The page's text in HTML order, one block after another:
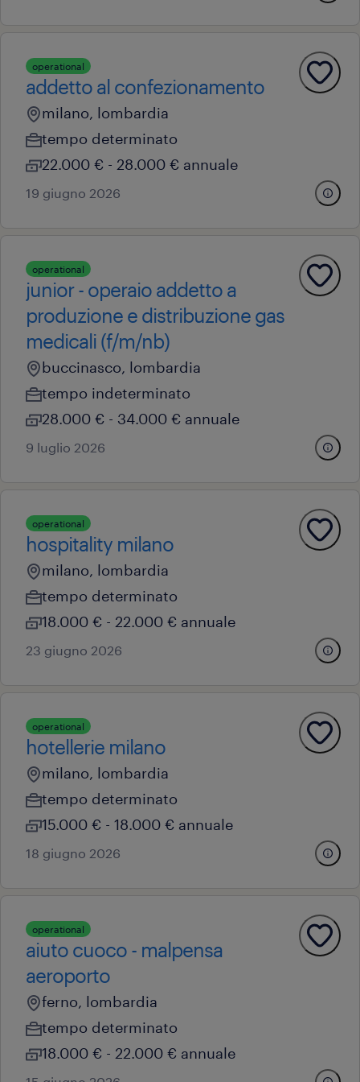
operational
addetto al confezionamento
milano, lombardia
tempo determinato
22.000 € - 28.000 € annuale
19 giugno 2026
operational
junior - operaio addetto a
produzione e distribuzione gas
medicali (f/m/nb)
buccinasco, lombardia
tempo indeterminato
28.000 € - 34.000 € annuale
9 luglio 2026
operational
hospitality milano
milano, lombardia
tempo determinato
18.000 € - 22.000 € annuale
23 giugno 2026
operational
hotellerie milano
milano, lombardia
tempo determinato
15.000 € - 18.000 € annuale
18 giugno 2026
operational
aiuto cuoco - malpensa
aeroporto
ferno, lombardia
tempo determinato
18.000 € - 22.000 € annuale